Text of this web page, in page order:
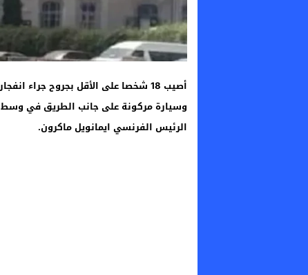
وسيارة مركونة على جانب الطريق في وسط
الرئيس الفرنسي ايمانويل ماكرون.